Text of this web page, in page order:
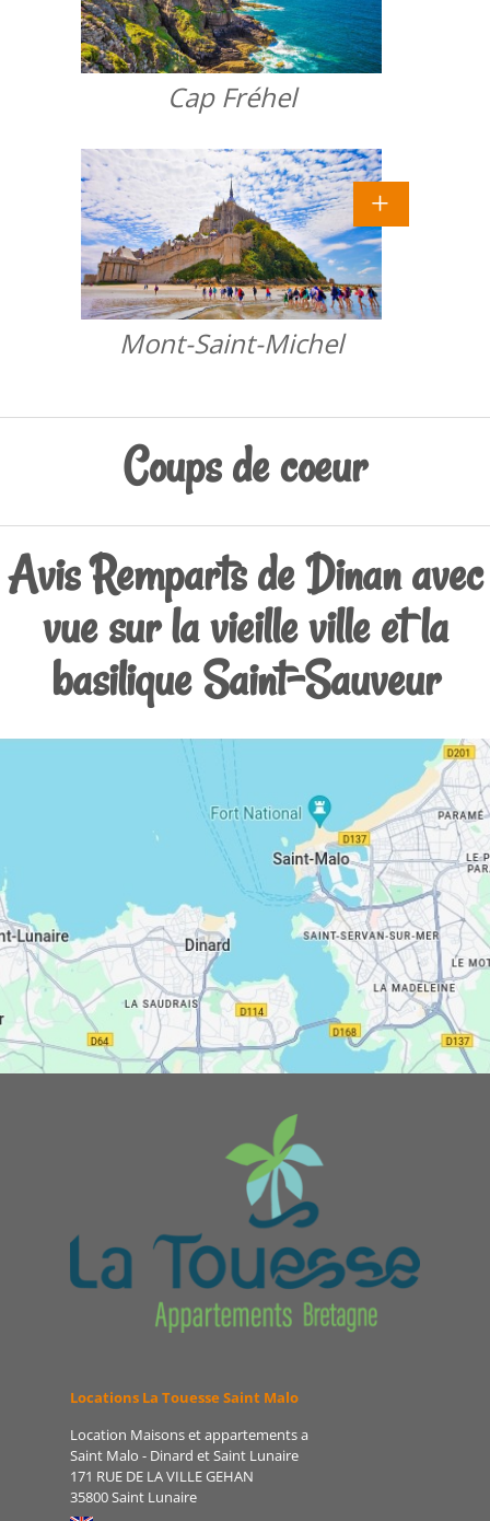
Cap Fréhel
Mont-Saint-Michel
Coups de coeur
Avis Remparts de Dinan avec
vue sur la vieille ville et la
basilique Saint-Sauveur
Locations La Touesse Saint Malo
Location Maisons et appartements a
Saint Malo - Dinard et Saint Lunaire
171 RUE DE LA VILLE GEHAN
35800 Saint Lunaire